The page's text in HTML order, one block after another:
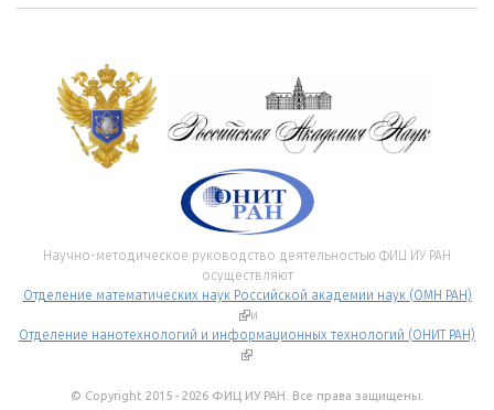
Научно-методическое руководство деятельностью ФИЦ ИУ РАН
осуществляют
Отделение математических наук Российской академии наук (ОМН РАН)
(внешняя ссылка)
и
Отделение нанотехнологий и информационных технологий (ОНИТ РАН)
(внешняя ссылка)
© Copyright 2015 - 2026 ФИЦ ИУ РАН. Все права защищены.